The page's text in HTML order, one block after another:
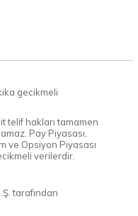
gecikmeli
telif hakları tamamen
Pay Piyasası,
ve Opsiyon Piyasası
verilerdir.
tarafından